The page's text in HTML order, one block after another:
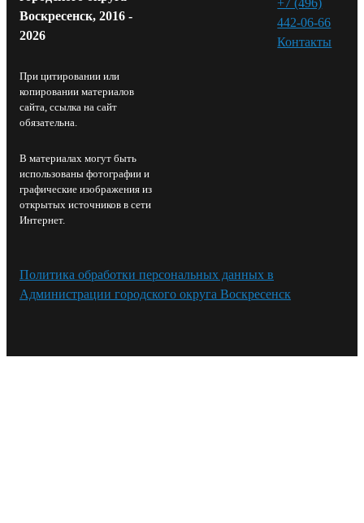
Воскресенск, 2016 -
2026
При цитировании или
копировании материалов
сайта, ссылка на сайт
обязательна.
В материалах могут быть
использованы фотографии и
графические изображения из
открытых источников в сети
Интернет.
442-06-66
Контакты⁠
Политика обработки персональных данных в
Администрации городского округа Воскресенск